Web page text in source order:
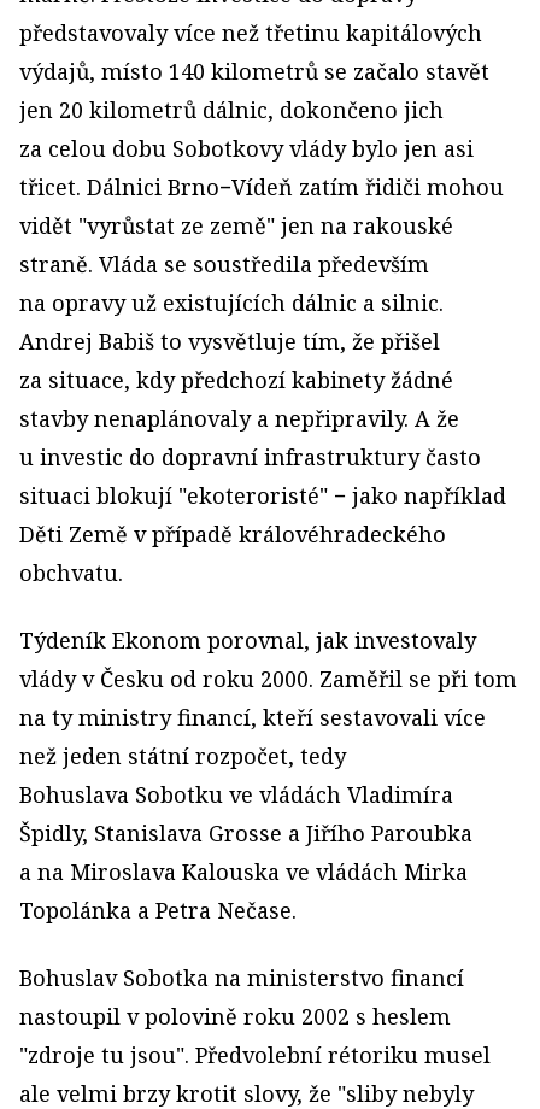
představovaly více než třetinu kapitálových
výdajů, místo 140 kilometrů se začalo stavět
jen 20 kilometrů dálnic, dokončeno jich
za celou dobu Sobotkovy vlády bylo jen asi
třicet. Dálnici Brno−Vídeň zatím řidiči mohou
vidět "vyrůstat ze země" jen na rakouské
straně. Vláda se soustředila především
na opravy už existujících dálnic a silnic.
Andrej Babiš to vysvětluje tím, že přišel
za situace, kdy předchozí kabinety žádné
stavby nenaplánovaly a nepřipravily. A že
u investic do dopravní infrastruktury často
situaci blokují "ekoteroristé" − jako například
Děti Země v případě královéhradeckého
obchvatu.
Týdeník Ekonom porovnal, jak investovaly
vlády v Česku od roku 2000. Zaměřil se při tom
na ty mi­nistry financí, kteří sestavovali více
než jeden státní rozpočet, tedy
Bohuslava Sobotku ve vládách Vladimíra
Špidly, Stanislava Grosse a Jiřího Paroubka
a na Miroslava Kalouska ve vládách Mirka
Topolánka a Petra Nečase.
Bohuslav Sobotka na ministerstvo financí
nastoupil v polovině roku 2002 s heslem
"zdroje tu jsou". Předvolební rétoriku musel
ale velmi brzy krotit slovy, že "sliby nebyly